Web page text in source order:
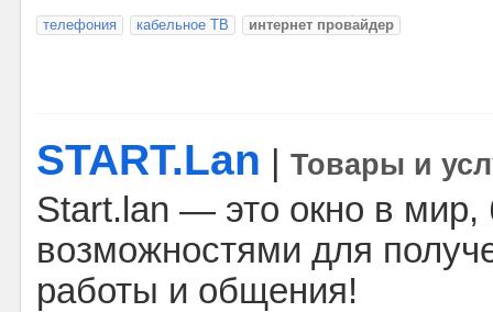
телефония кабельное ТВ интернет провайдер
START.Lan Товары и
Start.lan — это окно в мир,
возможностями для
работы и общения!